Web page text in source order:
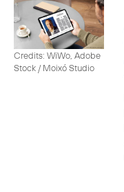
Credits: WiWo, Adobe
Stock / Moixó Studio